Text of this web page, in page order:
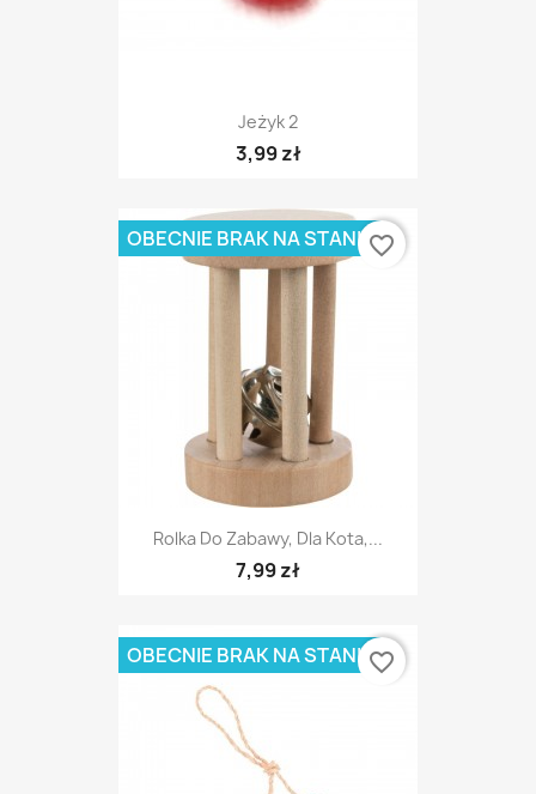
Jeżyk 2
3,99 zł
Rolka Do Zabawy, Dla Kota,...
7,99 zł
OBECNIE BRAK NA STANIEfavorite_border
OBECNIE BRAK NA STANIEfavorite_border